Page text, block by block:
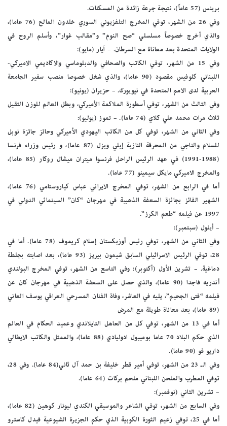
برينس (57 عاماً)، نتيجة جرعة زائدة من المسكنات.
وفي 26 من الشهر، توفي المخرج التلفزيوني السوري خلدون المالح (76 عاما)،
والذي أخرج خصوصاً مسلسلي “صح النوم” و”مقالب غوار”، وأسلم الروح في
الولايات المتحدة بعد معاناة مع السرطان. – آيار (مايو):
وفي 15 من الشهر، توفي الكاتب والصحافي والدبلوماسي والاكاديمي الاميركي-
اللبناني كلوفيس مقصود (90 عاما)، والذي شغل خصوصا منصب سفير الجامعة
العربية لدى الامم المتحدة في نيويورك. – حزيران (يونيو):
وفي الثالث من الشهر، توفي أسطورة الملاكمة الأميركي، وبطل العالم للوزن الثقيل
ثلاث مرات محمد علي كلاي (74 عاما). – تموز (يوليو):
وفي الثاني من الشهر، توفي كل من الكاتب اليهودي الأميركي وحائز جائزة نوبل
للسلام والناجي من المحرقة النازية إيلي ويزل (87 عاما)، و رئيس وزراء فرنسا
(1988-1991) في عهد الرئيس الراحل فرنسوا ميتران ميشال روكار (85 عاما)،
والمخرج الاميركي مايكل سيمينو (77 عاما).
أما في الرابع من الشهر، توفي المخرج الايراني عباس كياروستامي (76 عاما)،
الشهير الفائز بجائزة السعفة الذهبية في مهرجان “كان” السينمائي الدولي في
1997 عن فيلمه “طعم الكرز”.
– أيلول (سبتمبر):
وفي الثاني من الشهر، توفي رئيس أوزبكستان إسلام كريموف (78 عاما). أما في
28، توفي الرئيس الاسرائيلي السابق شيمون بيريز (93 عاما)، بعد اصابته بجلطة
دماغية. – تشرين الأول (أكتوبر): وفي التاسع من الشهر، توفي المخرج البولندي
أندريه فاجدا (90 عاما)، والذي حصل على السعفة الذهبية في مهرجان كان عن
فيلمه “فتى الجحيم”، يليه في العاشر، وفاة الفنان المسرحي العراقي يوسف العاني
(89 عاما)، بعد معاناة طويلة مع المرض
أما في 13 من الشهر، توفي كل من العاهل التايلاندي وعميد الحكام في العالم
الذي حكم البلاد 70 عاما بوميبول ادوليادي (88 عاما)، والممثل والكاتب الايطالي
داريو فو (90 عاما).
وفي الـ 23 من الشهر، توفي أمير قطر خليفة بن حمد آل ثاني(84 عاما). وفي 28،
توفي المطرب والملحن اللبناني ملحم بركات (64 عاما).
– تشرين الثاني (نوفمبر):
وفي السابع من الشهر، توفي الشاعر والموسيقي الكندي ليونار كوهين (82 عاما)،
أما في 25، توفي زعيم الثورة الكوبية الذي حكم الجزيرة الشيوعية فيدل كاسترو